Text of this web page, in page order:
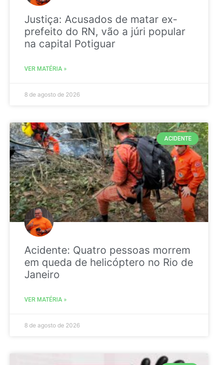
Justiça: Acusados de matar ex-
prefeito do RN, vão a júri popular
na capital Potiguar
VER MATÉRIA »
8 de agosto de 2026
ACIDENTE
Acidente: Quatro pessoas morrem
em queda de helicóptero no Rio de
Janeiro
VER MATÉRIA »
8 de agosto de 2026